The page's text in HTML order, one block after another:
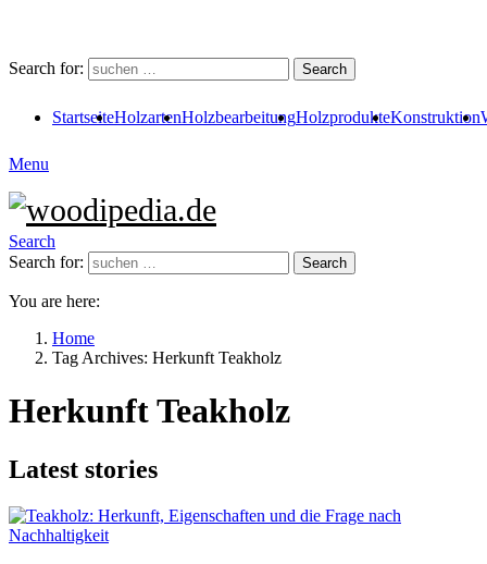
Search for: Search
StartseiteHolzartenHolzbearbeitungHolzprodukteKonstruktion
Menu
Search
Search for:
Search
You are here:
Home
Tag Archives: Herkunft Teakholz
Herkunft Teakholz
Latest stories